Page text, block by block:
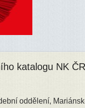
katalogu NK ČR
oddělení,